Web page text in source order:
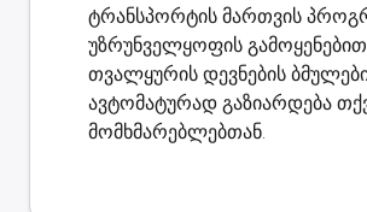
ტრანსპორტის მართვის
უზრუნველყოფის
თვალყურის დევნების
ავტომატურად გაზიარდება
მომხმარებლებთან.